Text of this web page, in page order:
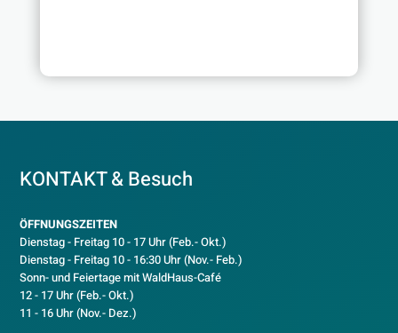
KONTAKT & Besuch
ÖFFNUNGSZEITEN
Dienstag - Freitag 10 - 17 Uhr (Feb.- Okt.)
Dienstag - Freitag 10 - 16:30 Uhr (Nov.- Feb.)
Sonn- und Feiertage mit WaldHaus-Café
12 - 17 Uhr (Feb.- Okt.)
11 - 16 Uhr (Nov.- Dez.)